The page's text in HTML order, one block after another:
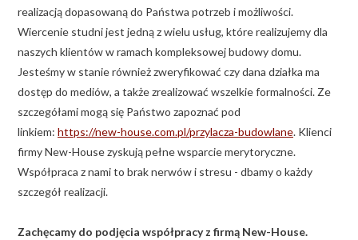
realizacją dopasowaną do Państwa potrzeb i możliwości.
Wiercenie studni jest jedną z wielu usług, które realizujemy dla
naszych klientów w ramach kompleksowej budowy domu.
Jesteśmy w stanie również zweryfikować czy dana działka ma
dostęp do mediów, a także zrealizować wszelkie formalności. Ze
szczegółami mogą się Państwo zapoznać pod
linkiem: https://new-house.com.pl/przylacza-budowlane. Klienci
firmy New-House zyskują pełne wsparcie merytoryczne.
Współpraca z nami to brak nerwów i stresu - dbamy o każdy
szczegół realizacji.
Zachęcamy do podjęcia współpracy z firmą New-House.